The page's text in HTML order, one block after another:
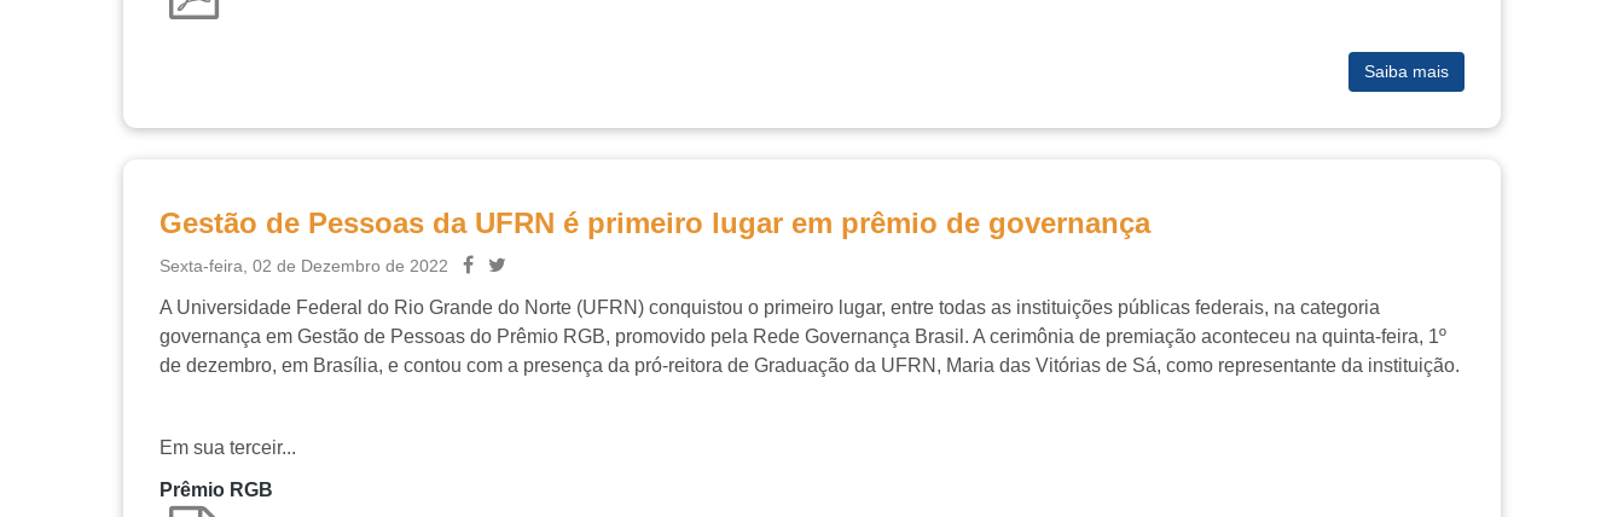
Saiba mais
Gestão de Pessoas da UFRN é primeiro lugar em prêmio de governança
Sexta-feira, 02 de Dezembro de 2022
A Universidade Federal do Rio Grande do Norte (UFRN) conquistou o primeiro lugar, entre todas as instituições públicas federais, na categoria
governança em Gestão de Pessoas do Prêmio RGB, promovido pela Rede Governança Brasil. A cerimônia de premiação aconteceu na quinta-feira, 1º
de dezembro, em Brasília, e contou com a presença da pró-reitora de Graduação da UFRN, Maria das Vitórias de Sá, como representante da instituição.
Em sua terceir...
Prêmio RGB